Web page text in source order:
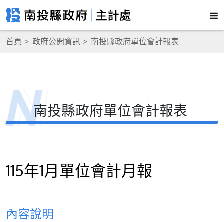
首頁 政府公開資訊 南投縣政府單位會計報表
南投縣政府單位會計報表
115年1月單位會計月報
內容說明